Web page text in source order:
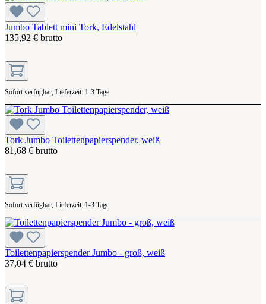
Jumbo Tablett mini Tork, Edelstahl
135,92 € brutto
Sofort verfügbar, Lieferzeit: 1-3 Tage
Tork Jumbo Toilettenpapierspender, weiß
81,68 € brutto
Sofort verfügbar, Lieferzeit: 1-3 Tage
Toilettenpapierspender Jumbo - groß, weiß
37,04 € brutto